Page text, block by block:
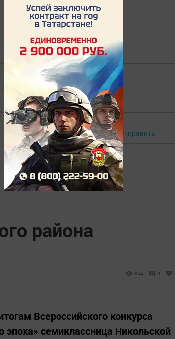
Авторизоваться Отправить
района
864 0
Всероссийского конкурса
семиклассница Никольской